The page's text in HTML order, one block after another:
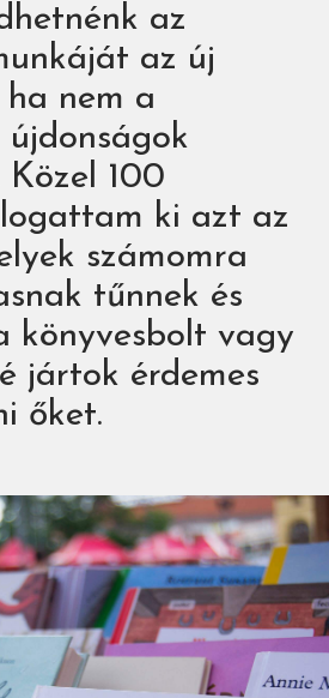
az
az új
nem a
Közel 100
ki azt az
számomra
tűnnek és
könyvesbolt vagy
jártok érdemes
őket.